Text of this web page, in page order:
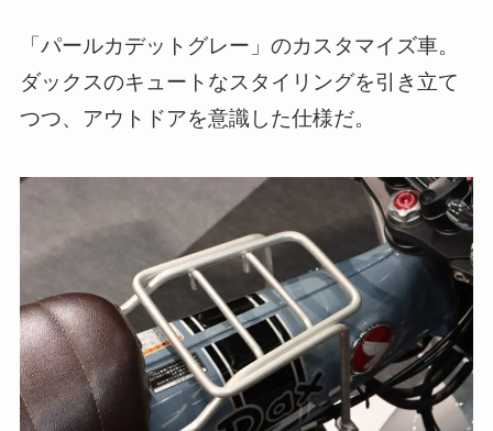
「パールカデットグレー」のカスタマイズ車。
ダックスのキュートなスタイリングを引き立て
つつ、アウトドアを意識した仕様だ。